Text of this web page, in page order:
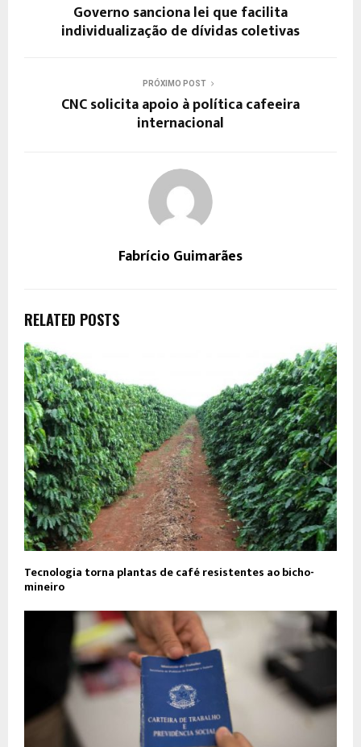
Governo sanciona lei que facilita
individualização de dívidas coletivas
PRÓXIMO POST
CNC solicita apoio à política cafeeira
internacional
Fabrício Guimarães
RELATED POSTS
Tecnologia torna plantas de café resistentes ao bicho-
mineiro